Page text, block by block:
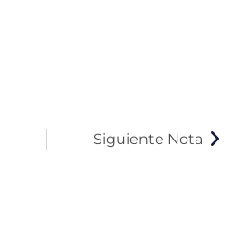
Siguiente Nota